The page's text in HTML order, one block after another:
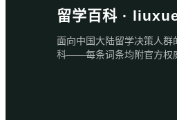
留学百科 ·
面向中国大陆留学决策人群
科——每条词条均附官方权